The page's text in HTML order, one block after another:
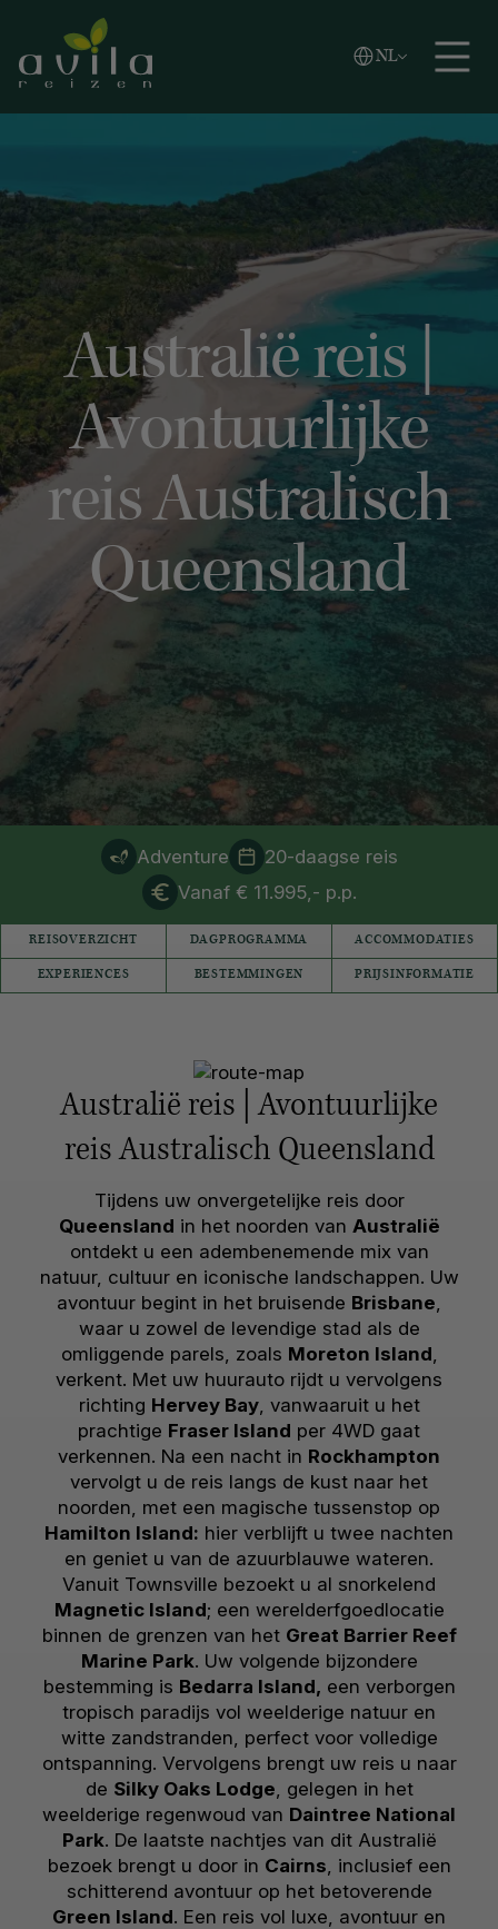
Zoeken
NL
Vlaams
English
Australië reis |
Avontuurlijke
reis Australisch
Queensland
Adventure
20-daagse reis
Vanaf € 11.995,- p.p.
REISOVERZICHT DAGPROGRAMMA ACCOMMODATIES
EXPERIENCES BESTEMMINGEN PRIJSINFORMATIE
Australië reis | Avontuurlijke
reis Australisch Queensland
Tijdens uw onvergetelijke reis door
Queensland in het noorden van Australië
ontdekt u een adembenemende mix van
natuur, cultuur en iconische landschappen. Uw
avontuur begint in het bruisende Brisbane,
waar u zowel de levendige stad als de
omliggende parels, zoals Moreton Island,
verkent. Met uw huurauto rijdt u vervolgens
richting Hervey Bay, vanwaaruit u het
prachtige Fraser Island per 4WD gaat
verkennen. Na een nacht in Rockhampton
vervolgt u de reis langs de kust naar het
noorden, met een magische tussenstop op
Hamilton Island: hier verblijft u twee nachten
en geniet u van de azuurblauwe wateren.
Vanuit Townsville bezoekt u al snorkelend
Magnetic Island; een werelderfgoedlocatie
binnen de grenzen van het Great Barrier Reef
Marine Park. Uw volgende bijzondere
bestemming is Bedarra Island, een verborgen
tropisch paradijs vol weelderige natuur en
witte zandstranden, perfect voor volledige
ontspanning. Vervolgens brengt uw reis u naar
de Silky Oaks Lodge, gelegen in het
weelderige regenwoud van Daintree National
Park. De laatste nachtjes van dit Australië
bezoek brengt u door in Cairns, inclusief een
schitterend avontuur op het betoverende
Green Island. Een reis vol luxe, avontuur en